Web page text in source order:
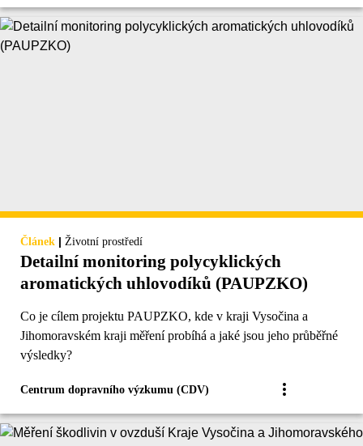
Článek | Životní prostředí
Detailní monitoring polycyklických
aromatických uhlovodíků (PAUPZKO)
Co je cílem projektu PAUPZKO, kde v kraji Vysočina a
Jihomoravském kraji měření probíhá a jaké jsou jeho průběřné
výsledky?
Centrum dopravního výzkumu (CDV)